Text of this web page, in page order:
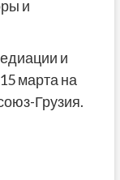
и
и
марта на
Грузия.